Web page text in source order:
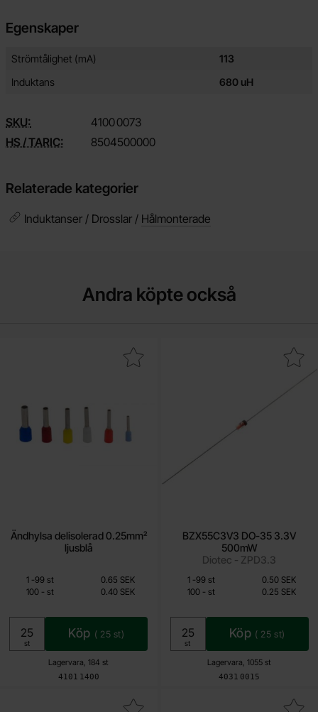
Egenskaper
Egenskaper/attribut för denna produkt
Attribut Värde
Strömtålighet (mA)
113
Induktans
680 uH
SKU: 41000073
HS / TARIC:
8504500000
Relaterade kategorier
Induktanser / Drosslar / Hålmonterade
Andra köpte också
Ändhylsa delisolerad 0.25mm²
ljusblå
Art. nr
4101 1400
Lagervara, 184 st
0.40 SEK
Enhet:
st
Köp ( 25 st)
Ändhylsa delisolerad 0.25mm² ljusblå som favorit
Mängdrabatt
Pris /st
1 -till
99 st
0.65 SEK
100 - till
st 0.40 SEK
BZX55C3V3 DO-35 3.3V
500mW
Diotec - ZPD3.3
Art. nr
4031 0015
Lagervara, 1055 st
0.25 SEK
Enhet:
st
Köp ( 25 st)
Makera bZX55C3V3 DO-35
Mängdrabatt
Pris /st
1 -till
99 st
0.50 SEK
100 -tillst 0.25 SEK
Makera bZX55C12V DO-35 12V 500mW som favorit
Makera bZX55C5V1 DO-35